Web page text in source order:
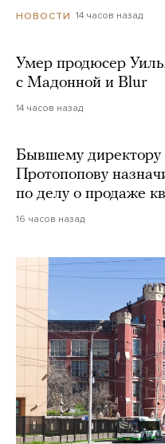
НОВОСТИ 14 часов назад
Умер продюсер
с Мадонной и Blur
14 часов назад
Бывшему
Протопопову
по делу о продаже
16 часов назад